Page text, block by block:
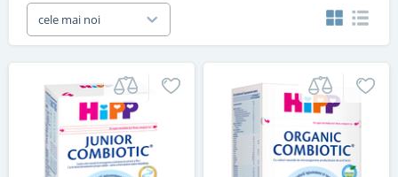
cele mai noi